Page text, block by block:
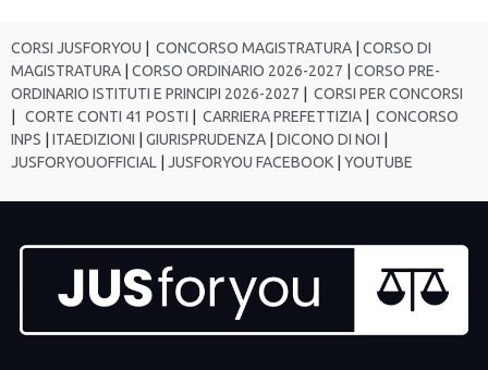
CORSI JUSFORYOU CONCORSO MAGISTRATURA
CORSO DI
MAGISTRATURA
CORSO ORDINARIO 2026-2027
CORSO PRE-
ORDINARIO ISTITUTI E PRINCIPI 2026-2027
CORSI PER CONCORSI
CORTE CONTI 41 POSTI CARRIERA PREFETTIZIA
CONCORSO
INPS
ITAEDIZIONI GIURISPRUDENZA DICONO DI NOI
JUSFORYOUOFFICIAL
JUSFORYOU FACEBOOK YOUTUBE